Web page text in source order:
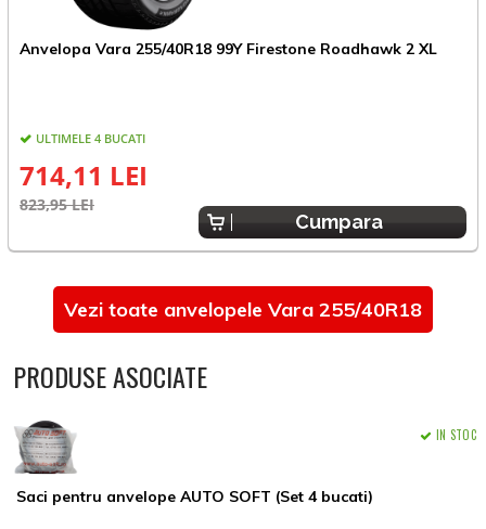
Anvelopa Vara 255/40R18 99Y Firestone Roadhawk 2 XL
ULTIMELE 4 BUCATI
714,11 LEI
823,95 LEI
Cumpara
Vezi toate anvelopele Vara 255/40R18
PRODUSE ASOCIATE
Saci pentru anvelope AUTO SOFT (Set 4 bucati)
IN STOC